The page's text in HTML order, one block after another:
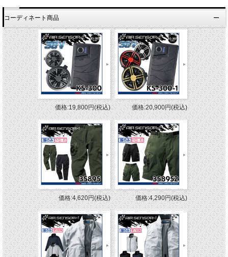
コーディネート商品
価格:19,800円(税込) 価格:20,900円(税込)
価格:4,620円(税込) 価格:4,290円(税込)